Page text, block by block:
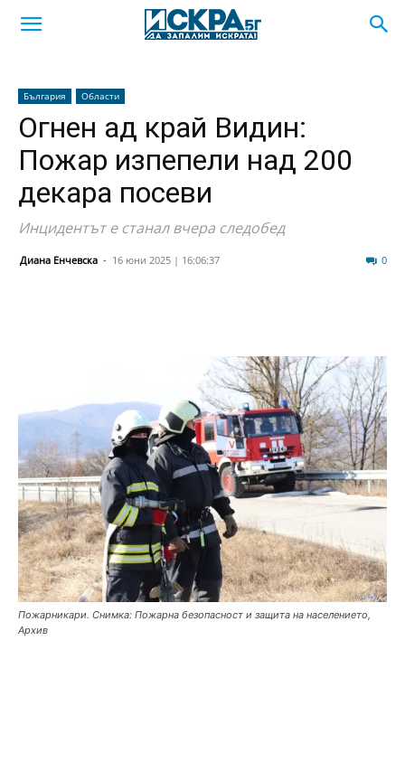
България Области
Огнен ад край Видин:
Пожар изпепели над 200
декара посеви
Инцидентът е станал вчера следобед
Диана Енчевска - 16 юни 2025 | 16:06:37 0
Пожарникари. Снимка: Пожарна безопасност и защита на населението,
Архив